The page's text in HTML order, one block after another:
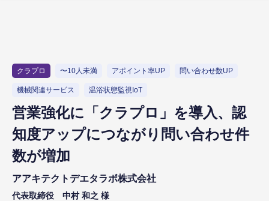
クラプロ 〜10人未満 アポイント率UP 問い合わせ数UP
機械関連サービス 温浴状態監視IoT
営業強化に「クラプロ」を導入、認
知度アップにつながり問い合わせ件
数が増加
アアキテクトデエタラボ株式会社
代表取締役 中村 和之 様